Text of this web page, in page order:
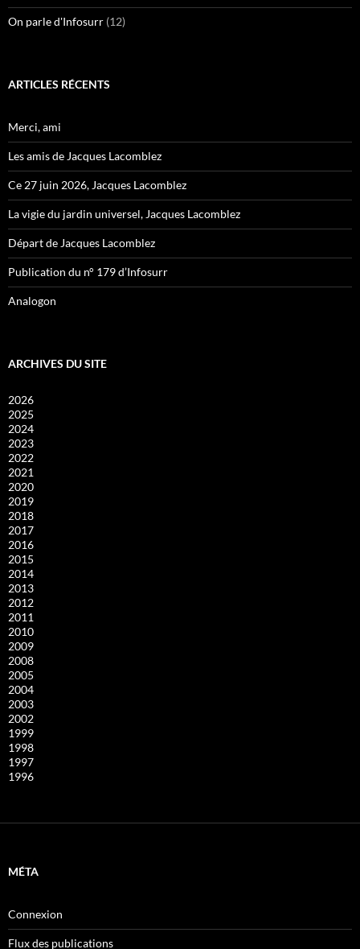
On parle d'Infosurr (12)
ARTICLES RÉCENTS
Merci, ami
Les amis de Jacques Lacomblez
Ce 27 juin 2026, Jacques Lacomblez
La vigie du jardin universel, Jacques Lacomblez
Départ de Jacques Lacomblez
Publication du n° 179 d’Infosurr
Analogon
ARCHIVES DU SITE
2026
2025
2024
2023
2022
2021
2020
2019
2018
2017
2016
2015
2014
2013
2012
2011
2010
2009
2008
2005
2004
2003
2002
1999
1998
1997
1996
MÉTA
Connexion
Flux des publications